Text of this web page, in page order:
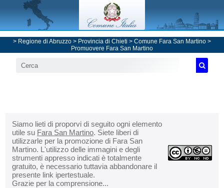
> Regione di Abruzzo > Provincia di Chieti > Comune Fara San Martino >
Promuovere Fara San Martino
Siamo lieti di proporvi di seguito ogni elemento
utile su Fara San Martino. Siete liberi di
utilizzarle per la promozione di Fara San
Martino. L'utilizzo delle immagini e degli
strumenti appresso indicati è totalmente
gratuito, è necessario tuttavia abbandonare il
presente link ipertestuale.
Grazie per la comprensione...